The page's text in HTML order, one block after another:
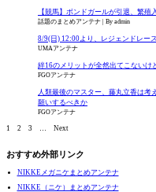
【競馬】ボンドガールが引退、
話題のまとめアンテナ By admin
8/9(日) 12:00より、レジェンドレー
UMAアンテナ
絆16のメリットが全然出てこないけ
FGOアンテナ
人類最後のマスター、藤丸立香は考
願いするべきか
FGOアンテナ
1 2 3 … Next
おすすめ外部リンク
NIKKEメガニケまとめアンテナ
NIKKE（ニケ）まとめアンテナ